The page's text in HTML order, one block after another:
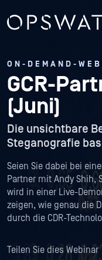
ON-DEMAND-
GCR-
(Juni)
Die unsichtbare
Steganografie
Seien Sie dabei bei
Partner mit Andy Shih,
wird in einer Live-
zeigen, wie genau die
durch die CDR-
Teilen Sie dies Webinar